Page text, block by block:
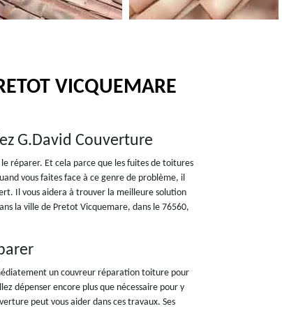
VICQUEMARE
G.David Couverture
réparer. Et cela parce que les fuites de toitures
vous faites face à ce genre de problème, il
Il vous aidera à trouver la meilleure solution
la ville de Pretot Vicquemare, dans le 76560,
un couvreur réparation toiture pour
dépenser encore plus que nécessaire pour y
peut vous aider dans ces travaux. Ses